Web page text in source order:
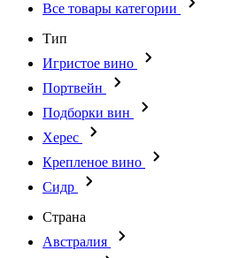
Все товары категории
Тип
Игристое вино
Портвейн
Подборки вин
Херес
Крепленое вино
Сидр
Страна
Австралия